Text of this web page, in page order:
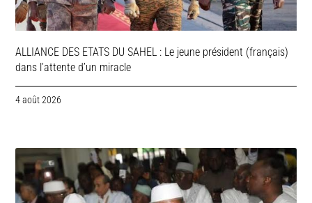
ALLIANCE DES ETATS DU SAHEL : Le jeune président (français)
dans l’attente d’un miracle
4 août 2026